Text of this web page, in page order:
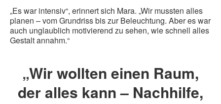
„Es war intensiv“, erinnert sich Mara. „Wir mussten alles
planen – vom Grundriss bis zur Beleuchtung. Aber es war
auch unglaublich motivierend zu sehen, wie schnell alles
Gestalt annahm.“
„Wir wollten einen Raum,
der alles kann – Nachhilfe,